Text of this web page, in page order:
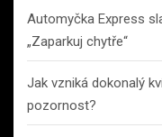
Automyčka Express
„Zaparkuj chytře“
Jak vzniká dokonalý
pozornost?